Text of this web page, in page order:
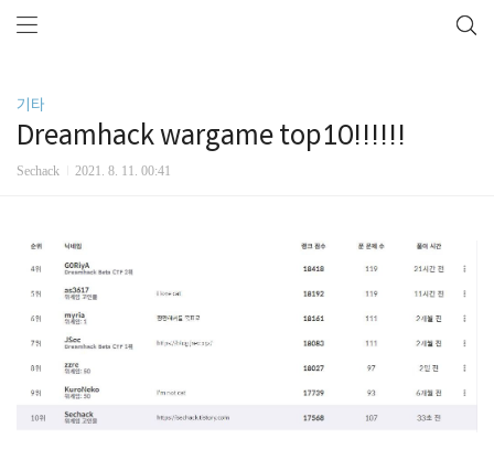
기타
Dreamhack wargame top10!!!!!!
Sechack 2021. 8. 11. 00:41